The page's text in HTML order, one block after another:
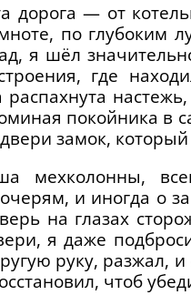
дорога — ­­­­от
по глубоким
я шёл
где
покойника в
замок,
мехколонны,
и иногда о
на глазах
я даже
руку, разжал,
чтоб